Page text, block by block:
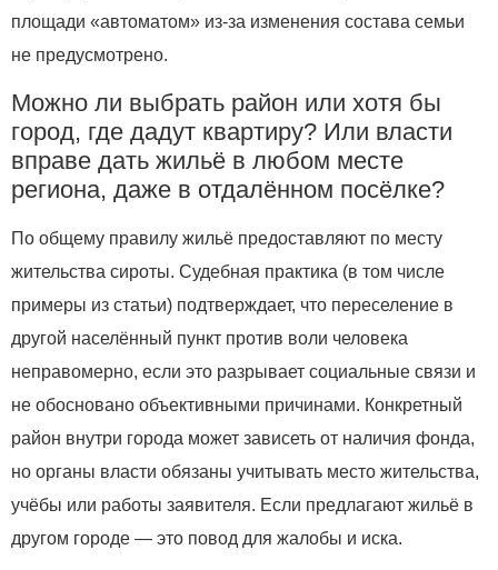
площади «автоматом» из‑за изменения состава семьи
не предусмотрено.
Можно ли выбрать район или хотя бы
город, где дадут квартиру? Или власти
вправе дать жильё в любом месте
региона, даже в отдалённом посёлке?
По общему правилу жильё предоставляют по месту
жительства сироты. Судебная практика (в том числе
примеры из статьи) подтверждает, что переселение в
другой населённый пункт против воли человека
неправомерно, если это разрывает социальные связи и
не обосновано объективными причинами. Конкретный
район внутри города может зависеть от наличия фонда,
но органы власти обязаны учитывать место жительства,
учёбы или работы заявителя. Если предлагают жильё в
другом городе — это повод для жалобы и иска.